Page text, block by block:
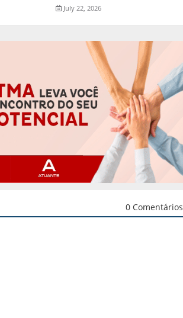
July 22, 2026
0 Comentários